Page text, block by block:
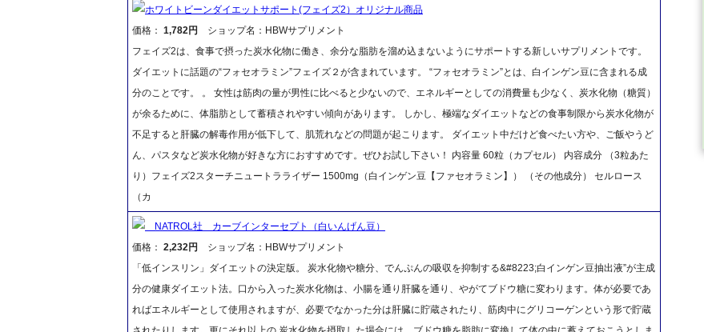
ホワイトビーンダイエットサポート(フェイズ2）オリジナル商品
価格： 1,782円
ショップ名：HBWサプリメント
フェイズ2は、食事で摂った炭水化物に働き、余分な脂肪を溜め込まないようにサポートする新しいサプリメントです。
ダイエットに話題の“フォセオラミン”フェイズ２が含まれています。 “フォセオラミン”とは、白インゲン豆に含まれる成
分のことです。 。 女性は筋肉の量が男性に比べると少ないので、エネルギーとしての消費量も少なく、炭水化物（糖質）
が余るために、体脂肪として蓄積されやすい傾向があります。 しかし、極端なダイエットなどの食事制限から炭水化物が
不足すると肝臓の解毒作用が低下して、肌荒れなどの問題が起こります。 ダイエット中だけど食べたい方や、ご飯やうど
ん、パスタなど炭水化物が好きな方におすすめです。ぜひお試し下さい！ 内容量 60粒（カプセル） 内容成分 （3粒あた
り）フェイズ2スターチニュートラライザー 1500mg（白インゲン豆【ファセオラミン】） （その他成分） セルロース
（カ
NATROL社 カーブインターセプト（白いんげん豆）
価格： 2,232円
ショップ名：HBWサプリメント
「低インスリン」ダイエットの決定版。 炭水化物や糖分、でんぷんの吸収を抑制する&#8223;白インゲン豆抽出液”が主成
分の健康ダイエット法。口から入った炭水化物は、小腸を通り肝臓を通り、やがてブドウ糖に変わります。体が必要であ
ればエネルギーとして使用されますが、必要でなかった分は肝臓に貯蔵されたり、筋肉中にグリコーゲンという形で貯蔵